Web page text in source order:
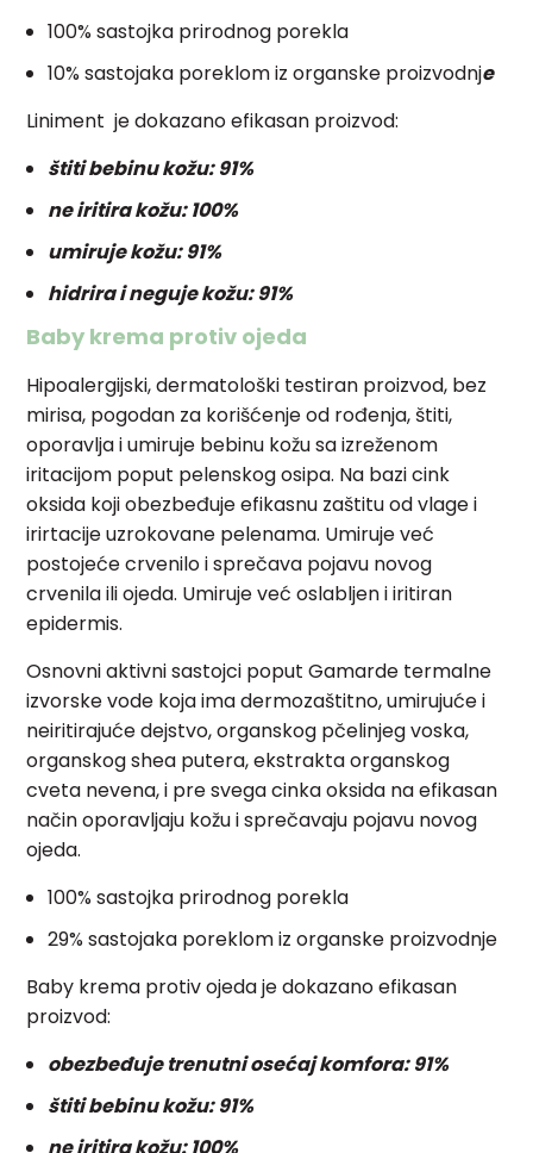
100% sastojka prirodnog porekla
10% sastojaka poreklom iz organske proizvodnje
Liniment je dokazano efikasan proizvod:
štiti bebinu kožu: 91%
ne iritira kožu: 100%
umiruje kožu: 91%
hidrira i neguje kožu: 91%
Baby krema protiv ojeda
Hipoalergijski, dermatološki testiran proizvod, bez
mirisa, pogodan za korišćenje od rođenja, štiti,
oporavlja i umiruje bebinu kožu sa izreženom
iritacijom poput pelenskog osipa. Na bazi cink
oksida koji obezbeđuje efikasnu zaštitu od vlage i
irirtacije uzrokovane pelenama. Umiruje već
postojeće crvenilo i sprečava pojavu novog
crvenila ili ojeda. Umiruje već oslabljen i iritiran
epidermis.
Osnovni aktivni sastojci poput Gamarde termalne
izvorske vode koja ima dermozaštitno, umirujuće i
neiritirajuće dejstvo, organskog pčelinjeg voska,
organskog shea putera, ekstrakta organskog
cveta nevena, i pre svega cinka oksida na efikasan
način oporavljaju kožu i sprečavaju pojavu novog
ojeda.
100% sastojka prirodnog porekla
29% sastojaka poreklom iz organske proizvodnje
Baby krema protiv ojeda je dokazano efikasan
proizvod:
obezbeđuje trenutni osećaj komfora: 91%
štiti bebinu kožu: 91%